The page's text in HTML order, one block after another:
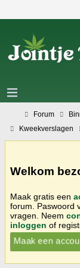
Forum
Kweekverslagen
Welkom
Maak gratis een
forum. Paswoord
vragen. Neem
inloggen of
Maak een